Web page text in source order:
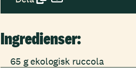
Ingredienser:
65 g ekologisk ruccola